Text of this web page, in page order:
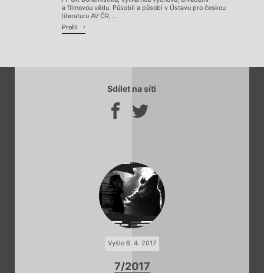
a filmovou vědu. Působil a působí v Ústavu pro českou
literaturu AV ČR, ...
Profil
Sdílet na síti
Vyšlo 6. 4. 2017
7/2017